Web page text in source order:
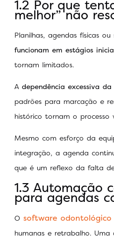
1.2 Por que
melhor” não
Planilhas, agendas físicas
funcionam em estágios
tornam limitados.
A dependência excessiva da
padrões para marcação e
histórico tornam o processo
Mesmo com esforço da
integração, a agenda
que é um reflexo da falta
1.3 Automação
para agendas
O software odontológico
humanas e retrabalho.